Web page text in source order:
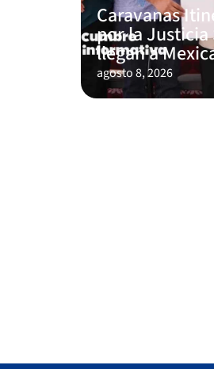
Caravanas
por la Justicia
llegan a
agosto 8, 2026